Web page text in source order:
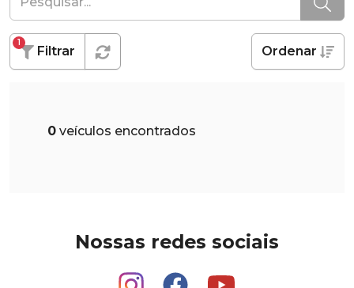
Filtrar
1
Ordenar
0 veículos encontrados
Nossas redes sociais